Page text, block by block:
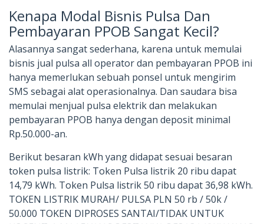
Kenapa Modal Bisnis Pulsa Dan
Pembayaran PPOB Sangat Kecil?
Alasannya sangat sederhana, karena untuk memulai
bisnis jual pulsa all operator dan pembayaran PPOB ini
hanya memerlukan sebuah ponsel untuk mengirim
SMS sebagai alat operasionalnya. Dan saudara bisa
memulai menjual pulsa elektrik dan melakukan
pembayaran PPOB hanya dengan deposit minimal
Rp.50.000-an.
Berikut besaran kWh yang didapat sesuai besaran
token pulsa listrik: Token Pulsa listrik 20 ribu dapat
14,79 kWh. Token Pulsa listrik 50 ribu dapat 36,98 kWh.
TOKEN LISTRIK MURAH/ PULSA PLN 50 rb / 50k /
50.000 TOKEN DIPROSES SANTAI/TIDAK UNTUK